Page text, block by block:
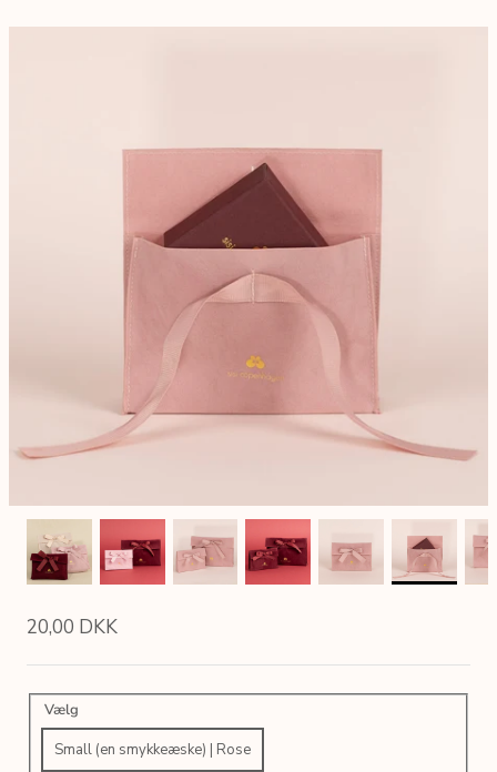
20,00 DKK
Vælg
Small (en smykkeæske) | Rose